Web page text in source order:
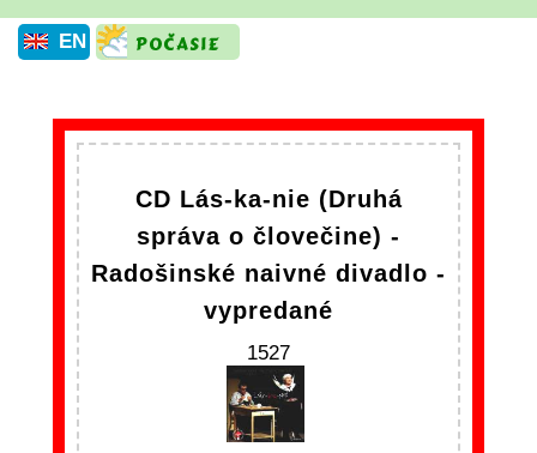
EN
CD Lás-ka-nie (Druhá
správa o človečine) -
Radošinské naivné divadlo -
vypredané
1527